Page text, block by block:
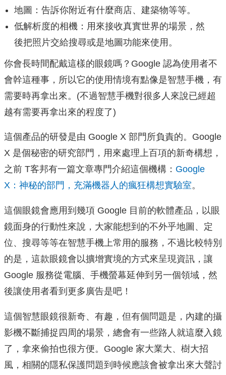
地圖：告訴你附近有什麼商店、建築物等等。
低解析度的相機：用來接收真實世界的場景，然
後把照片交給搜尋或是地圖功能來使用。
你會長時間配戴這樣的眼鏡嗎？Google 認為使用者不
會幹這種事，所以它的使用情境有點像是智慧手機，有
需要時再拿出來。(不過智慧手機對很多人來說已經超
越有需要再拿出來的程度了)
這個產品的研發是由 Google X 部門所負責的。Google
X 是個秘密的研究部門，用來處理上百項的新奇構想，
之前 T客邦有一篇文章專門介紹這個機構： Google
X：神秘的部門，充滿機器人的瘋狂構想實驗室。
這個眼鏡會應用到幾項 Google 目前的軟體產品，以眼
鏡面身的行動性來說，大家能想到的不外乎地圖、定
位、搜尋等等在智慧手機上常用的服務，不過比較特別
的是，這款眼鏡會以擴增實境的方式來呈現資訊，讓
Google 服務從電腦、手機螢幕延伸到另一個領域，然
後讓使用者看到更多廣告是吧！
這個智慧眼鏡很新奇、有趣，但有個問題是，內建的攝
影機不斷捕捉四周的場景，總會有一些路人就這麼入鏡
了，拿來偷拍也很方便。Google 家大業大、樹大招
風，相關的隱私保護問題到時候應該會被拿出來大聲討